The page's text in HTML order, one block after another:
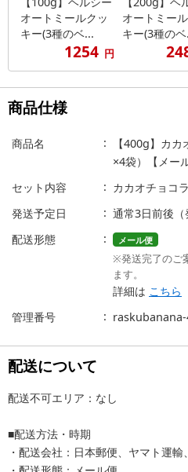
オートミールクッ
キー(3種のベ...
1254 円
オートミー
キー(3種の
商品仕様
商品名
【400g】カ
×4袋）【メー
セット内容
カカオチョコ
発送予定日
通常3日前後（
配送形態
メール便
※発送完了のご
ます。
詳細は こちら
管理番号
配送について
配送不可エリア：なし
■配送方法・時期
・配送会社：日本郵便、ヤマト運